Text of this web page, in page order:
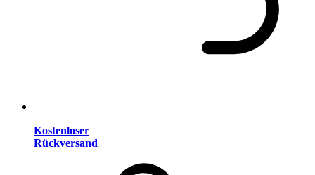
Kostenloser
Rückversand